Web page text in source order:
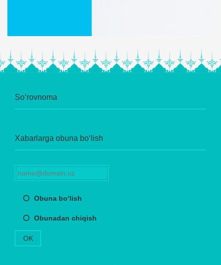
So‘rovnoma
Xabarlarga obuna bo‘lish
Obuna bo‘lish
Obunadan chiqish
OK